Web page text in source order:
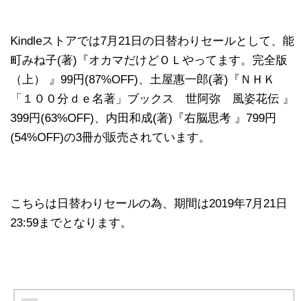
Kindleストアでは7月21日の日替わりセールとして、能
町みね子(著)『オカマだけどＯＬやってます。完全版
（上） 』99円(87%OFF)、土屋惠一郎(著)『ＮＨＫ
「１００分ｄｅ名著」ブックス 世阿弥 風姿花伝 』
399円(63%OFF)、内田和成(著)『右脳思考 』799円
(54%OFF)の3冊が販売されています。
こちらは日替わりセールの為、期間は2019年7月21日
23:59までとなります。